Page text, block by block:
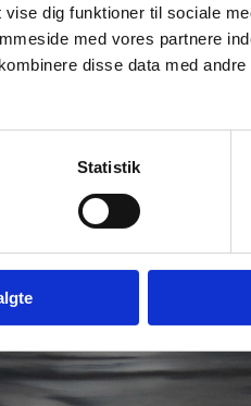
dig funktioner til sociale
med vores partnere
disse data med
Statistik